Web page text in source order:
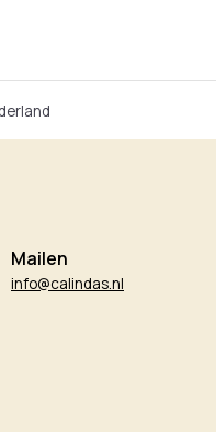
Mailen
info@calindas.nl